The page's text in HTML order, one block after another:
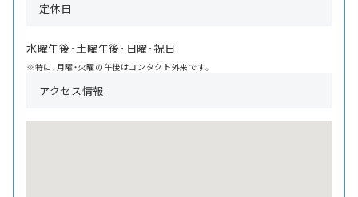
定休日
水曜午後･土曜午後･日曜･祝日
※特に、月曜・火曜の午後はコンタクト外来です。
アクセス情報